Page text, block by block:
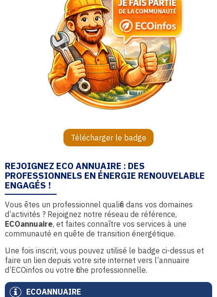
ECOANNUAIRE
Télécharger le badge
REJOIGNEZ ECO ANNUAIRE : DES
PROFESSIONNELS EN ÉNERGIE RENOUVELABLE
ENGAGÉS !
Vous êtes un professionnel qualifié dans vos domaines
d’activités ? Rejoignez notre réseau de référence,
ECOannuaire, et faites connaître vos services à une
communauté en quête de transition énergétique.
Une fois inscrit, vous pouvez utilisé le badge ci-dessus et
faire un lien depuis votre site internet vers l’annuaire
d’ECOinfos ou votre fiche professionnelle.